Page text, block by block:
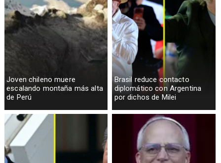
Joven chileno muere
escalando montaña más alta
de Perú
Brasil reduce contacto
diplomático con Argentina
por dichos de Milei